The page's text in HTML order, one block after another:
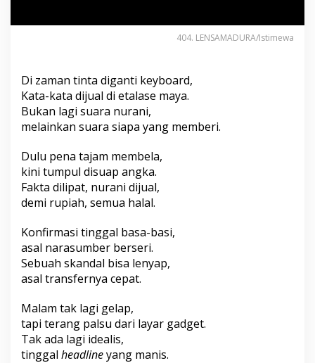
4
0
4
404. LENSAMADURA/Istimewa
Di zaman tinta diganti keyboard,
Kata-kata dijual di etalase maya.
Bukan lagi suara nurani,
melainkan suara siapa yang memberi.
Dulu pena tajam membela,
kini tumpul disuap angka.
Fakta dilipat, nurani dijual,
demi rupiah, semua halal.
Konfirmasi tinggal basa-basi,
asal narasumber berseri.
Sebuah skandal bisa lenyap,
asal transfernya cepat.
Malam tak lagi gelap,
tapi terang palsu dari layar gadget.
Tak ada lagi idealis,
tinggal headlineyang manis.